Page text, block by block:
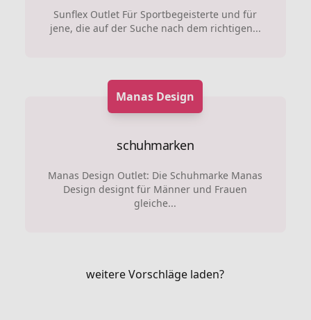
Sunflex Outlet Für Sportbegeisterte und für
jene, die auf der Suche nach dem richtigen...
Manas Design
schuhmarken
Manas Design Outlet: Die Schuhmarke Manas
Design designt für Männer und Frauen
gleiche...
weitere Vorschläge laden?